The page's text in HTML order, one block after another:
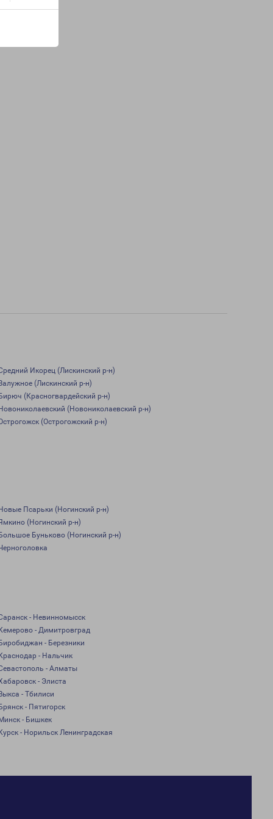
Икорец (Лискинский р-н)
(Лискинский р-н)
(Красногвардейский р-н)
(Новониколаевский р-н)
(Острогожский р-н)
Псарьки (Ногинский р-н)
(Ногинский р-н)
Буньково (Ногинский р-н)
- Невинномысск
- Димитровград
- Березники
- Нальчик
- Алматы
- Элиста
- Тбилиси
- Пятигорск
- Бишкек
- Норильск Ленинградская